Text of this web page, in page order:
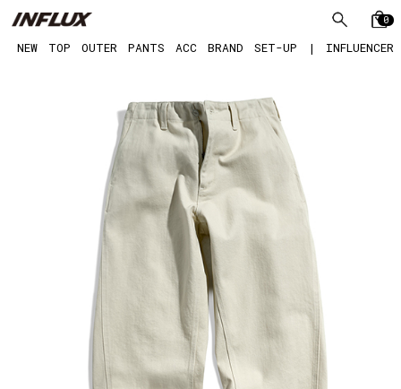
0
NEW TOP OUTER PANTS ACC BRAND SET-UP | INFLUENCER